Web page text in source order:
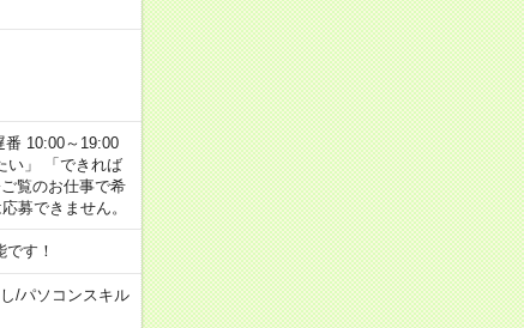
10:00～19:00
い」 「できれば
覧のお仕事で希
募できません。
す！
/パソコンスキル